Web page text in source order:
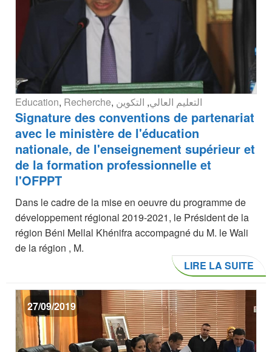
Education, Recherche, التعليم العالي, التكوين
Signature des conventions de partenariat
avec le ministère de l'éducation
nationale, de l'enseignement supérieur et
de la formation professionnelle et
l'OFPPT
Dans le cadre de la mise en oeuvre du programme de
développement régional 2019-2021, le Président de la
région Béni Mellal Khénifra accompagné du M. le Wali
de la région , M.
LIRE LA SUITE
27/09/2019